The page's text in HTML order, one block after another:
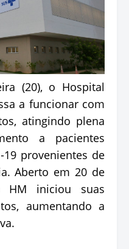
(20), o Hospital
a funcionar com
atingindo plena
a pacientes
provenientes de
Aberto em 20 de
HM iniciou suas
aumentando a